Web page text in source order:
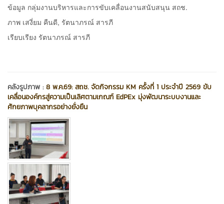
ข้อมูล กลุ่มงานบริหารและการขับเคลื่อนงานสนับสนุน สถช.
ภาพ เสงี่ยม คืนดี, รัตนาภรณ์ สารภี
เรียบเรียง รัตนาภรณ์ สารภี
คลังรูปภาพ :8 พ.ค.69: สถช. จัดกิจกรรม KM ครั้งที่ 1 ประจำปี 2569 ขับ
เคลื่อนองค์กรสู่ความเป็นเลิศตามเกณฑ์ EdPEx มุ่งพัฒนาระบบงานและ
ศักยภาพบุคลากรอย่างยั่งยืน